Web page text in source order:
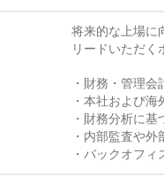
将来的な上場に
リードいただく
・財務・管理
・本社および
・財務分析に
・内部監査や
・バックオフィ